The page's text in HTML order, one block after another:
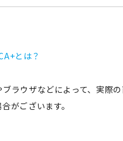
とは？
ラウザなどによって、実際
がございます。